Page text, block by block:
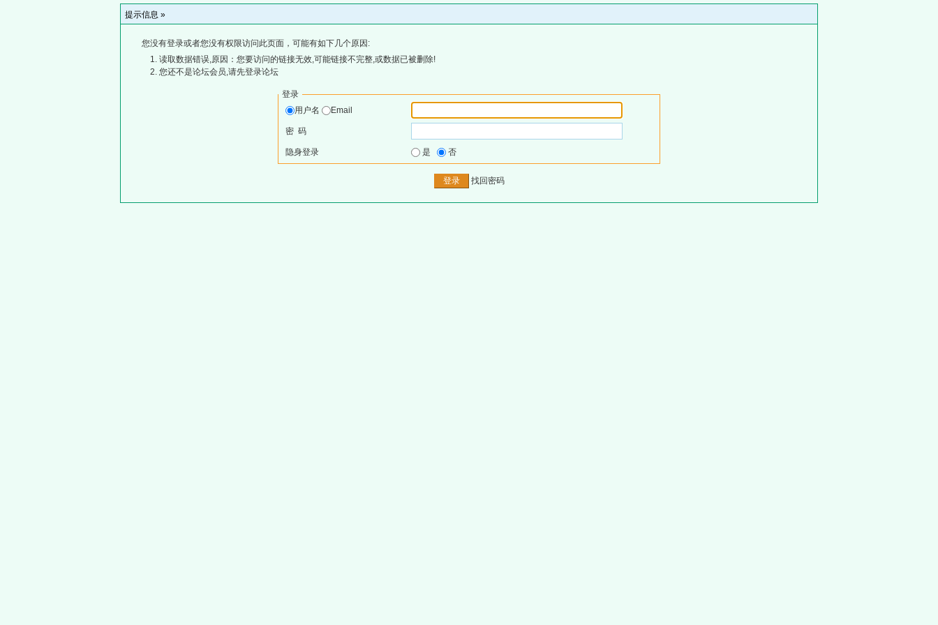
提示信息 »
您没有登录或者您没有权限访问此页面，可能有如下几个原因:
读取数据错误,原因：您要访问的链接无效,可能链接不完整,或数据已被删除!
您还不是论坛会员,请先登录论坛
登录
用户名
Email
密 码
隐身登录 是 否
找回密码